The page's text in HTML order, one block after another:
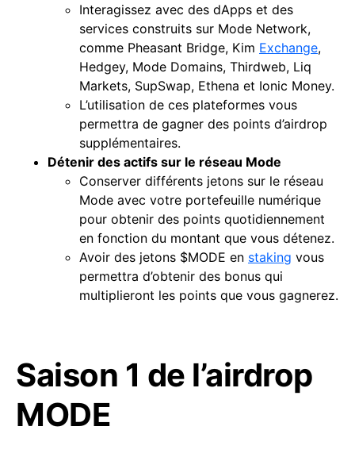
Interagissez avec des dApps et des
services construits sur Mode Network,
comme Pheasant Bridge, Kim Exchange,
Hedgey, Mode Domains, Thirdweb, Liq
Markets, SupSwap, Ethena et Ionic Money.
L’utilisation de ces plateformes vous
permettra de gagner des points d’airdrop
supplémentaires.
Détenir des actifs sur le réseau Mode
Conserver différents jetons sur le réseau
Mode avec votre portefeuille numérique
pour obtenir des points quotidiennement
en fonction du montant que vous détenez.
Avoir des jetons $MODE en staking vous
permettra d’obtenir des bonus qui
multiplieront les points que vous gagnerez.
Saison 1 de l’airdrop
MODE